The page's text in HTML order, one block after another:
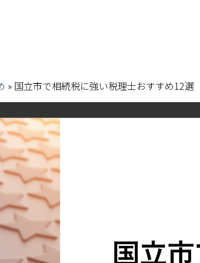
» 国立市で相続税に強い税理士おすすめ12選